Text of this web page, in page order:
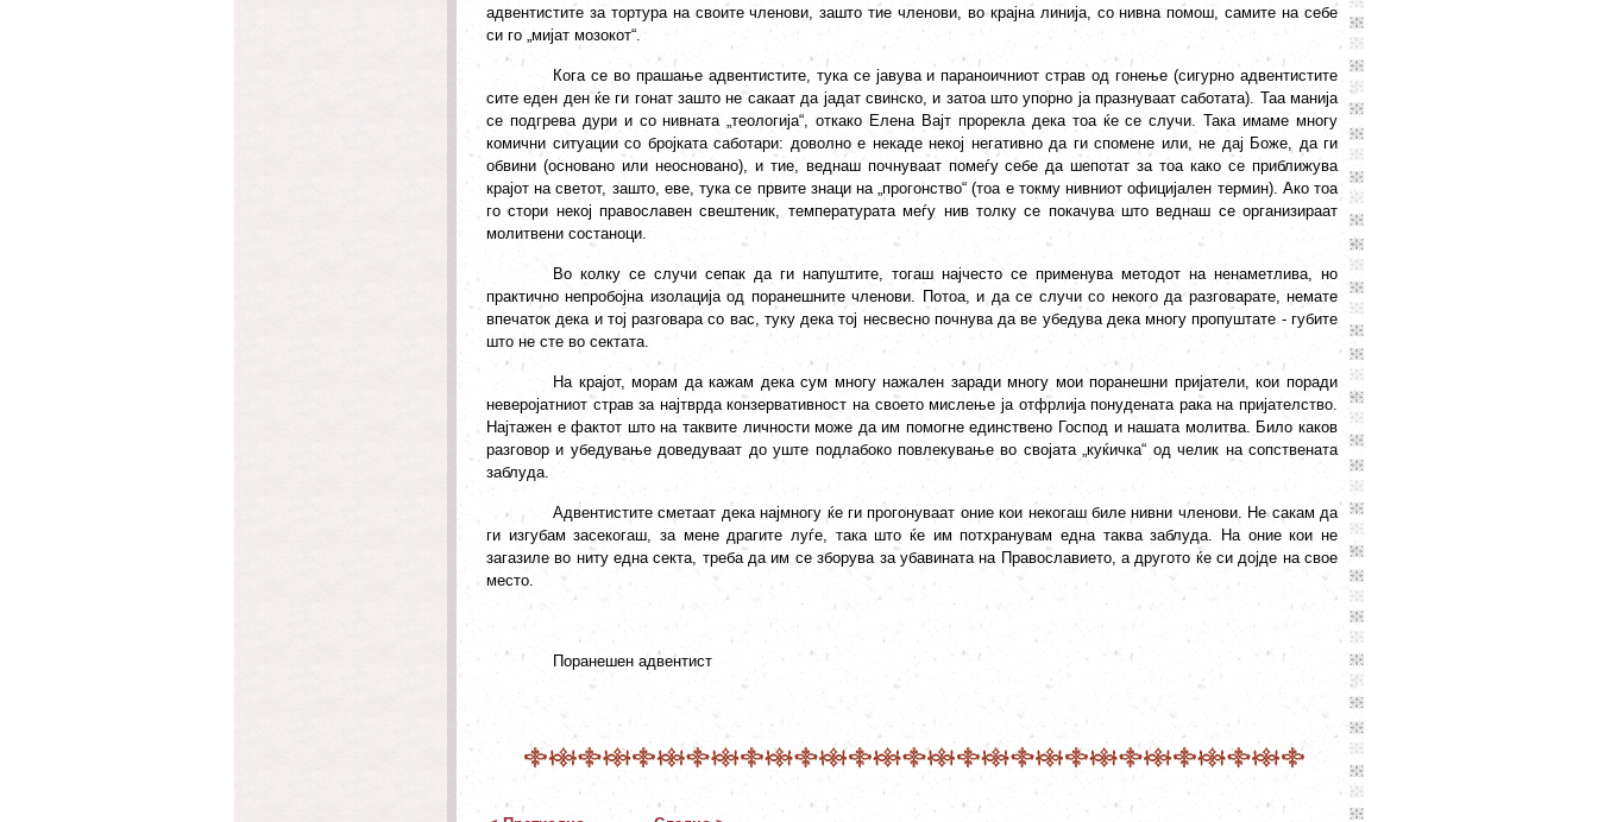
адвентистите за тортура на своите членови, зашто тие членови, во крајна линија, со нивна помош, самите на себе
си го „мијат мозокот“.
Кога се во прашање адвентистите, тука се јавува и параноичниот страв од гонење (сигурно адвентистите
сите еден ден ќе ги гонат зашто не сакаат да јадат свинско, и затоа што упорно ја празнуваат саботата). Таа манија
се подгрева дури и со нивната „теологија“, откако Елена Вајт прорекла дека тоа ќе се случи. Така имаме многу
комични ситуации со бројката саботари: доволно е некаде некој негативно да ги спомене или, не дај Боже, да ги
обвини (основано или неосновано), и тие, веднаш почнуваат помеѓу себе да шепотат за тоа како се приближува
крајот на светот, зашто, еве, тука се првите знаци на „прогонство“ (тоа е токму нивниот официјален термин). Ако тоа
го стори некој православен свештеник, температурата меѓу нив толку се покачува што веднаш се организираат
молитвени состаноци.
Во колку се случи сепак да ги напуштите, тогаш најчесто се применува методот на ненаметлива, но
практично непробојна изолација од поранешните членови. Потоа, и да се случи со некого да разговарате, немате
впечаток дека и тој разговара со вас, туку дека тој несвесно почнува да ве убедува дека многу пропуштате - губите
што не сте во сектата.
На крајот, морам да кажам дека сум многу нажален заради многу мои поранешни пријатели, кои поради
неверојатниот страв за најтврда конзервативност на своето мислење ја отфрлија понудената рака на пријателство.
Најтажен е фактот што на таквите личности може да им помогне единствено Господ и нашата молитва. Било каков
разговор и убедување доведуваат до уште подлабоко повлекување во својата „куќичка“ од челик на сопствената
заблуда.
Адвентистите сметаат дека најмногу ќе ги прогонуваат оние кои некогаш биле нивни членови. Не сакам да
ги изгубам засекогаш, за мене драгите луѓе, така што ќе им потхранувам една таква заблуда. На оние кои не
загазиле во ниту една секта, треба да им се зборува за убавината на Православието, а другото ќе си дојде на свое
место.
Поранешен адвентист